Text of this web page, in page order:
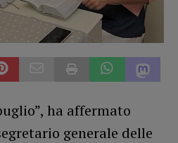
ha affermato
generale delle